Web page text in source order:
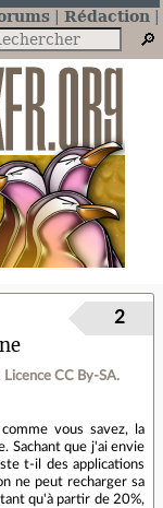
Rédaction
Licence CC By‑SA.
2
vous savez, la
Sachant que j'ai envie
t-il des applications
ne peut recharger sa
qu'à partir de 20%,